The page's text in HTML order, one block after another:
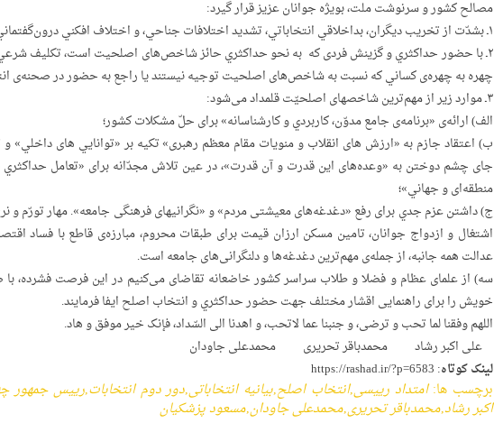
مصالح کشور و سرنوشت ملت، بویژه جوانان عزیز قرار گیرد:
۱ـ بشدّت از تخریب دیگران، بداخلاقي انتخاباتي، تشدید اختلافات جناحي، و اختلاف افکني درون‌گفتماني پرهیز گردد؛
۲ـ با حضور حداکثري و گزینش فردی که به نحو حداکثري حائز شاخص‌های اصلحیت است، تکلیف
چهره به چهره‌ی کساني که نسبت به شاخص‌های اصلحیت توجیه نیستند یا راجع به حضور در صحنه‌ی
۳ـ موارد زیر از مهم‌ترین شاخصهای اصلحیّت قلمداد می‌شود:
الف) ارائه‌ی «برنامه‌ی جامع مدوّن، کاربردي و کارشناسانه‌» برای حلّ مشکلات کشور؛
ب) اعتقاد جازم به «ارزش های انقلاب و منویات مقام معظم رهبری» تکیه بر «توانايي های داخلي»
جای چشم دوختن به «وعده‌های این قدرت و آن قدرت»، در عین تلاش مجدّانه برای «تعامل حداکثري
منطقه‌ای و جهاني»؛
ج) داشتن عزم جدي برای رفع «دغدغه‌های معیشتی مردم» و «نگرانیهای فرهنگی جامعه». مهار تورّم و
اشتغال و ازدواج جوانان، تامین مسکن ارزان قیمت برای طبقات محروم، مبارزه‌ی قاطع با فساد
عدالت همه جانبه، از جمله‌ی مهم‌ترین دغدغه‌ها و دلنگرانی‌های جامعه است.
سه) از علمای عظام و فضلا و طلاب سراسر کشور خاضعانه‌ تقاضای می‌کنیم در این فرصت فشرده،
خویش را برای راهنمایی اقشار مختلف جهت حضور حداکثري و انتخاب اصلح ایفا فرمایند.
اللهم وفقنا لما تحب و ترضی، و جنبنا عما لاتحب، و اهدنا الی السّداد، فإنک خیر موفق و هاد.
علی اکبر رشاد محمدباقر تحریری محمدعلی جاودان
لینک کوتاه: https://rashad.ir/?p=6583
برچسب ها:امتداد رییسی,انتخاب اصلح,بیانیه انتخاباتی,دور دوم انتخابات,رییس جمهور
اکبر رشاد,محمدباقر تحریری,محمدعلی جاودان,مسعود پزشکیان